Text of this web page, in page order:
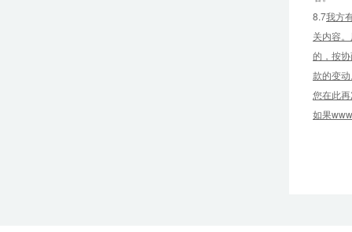
8.7我方
关内容
的，按
款的变
您在此
如果